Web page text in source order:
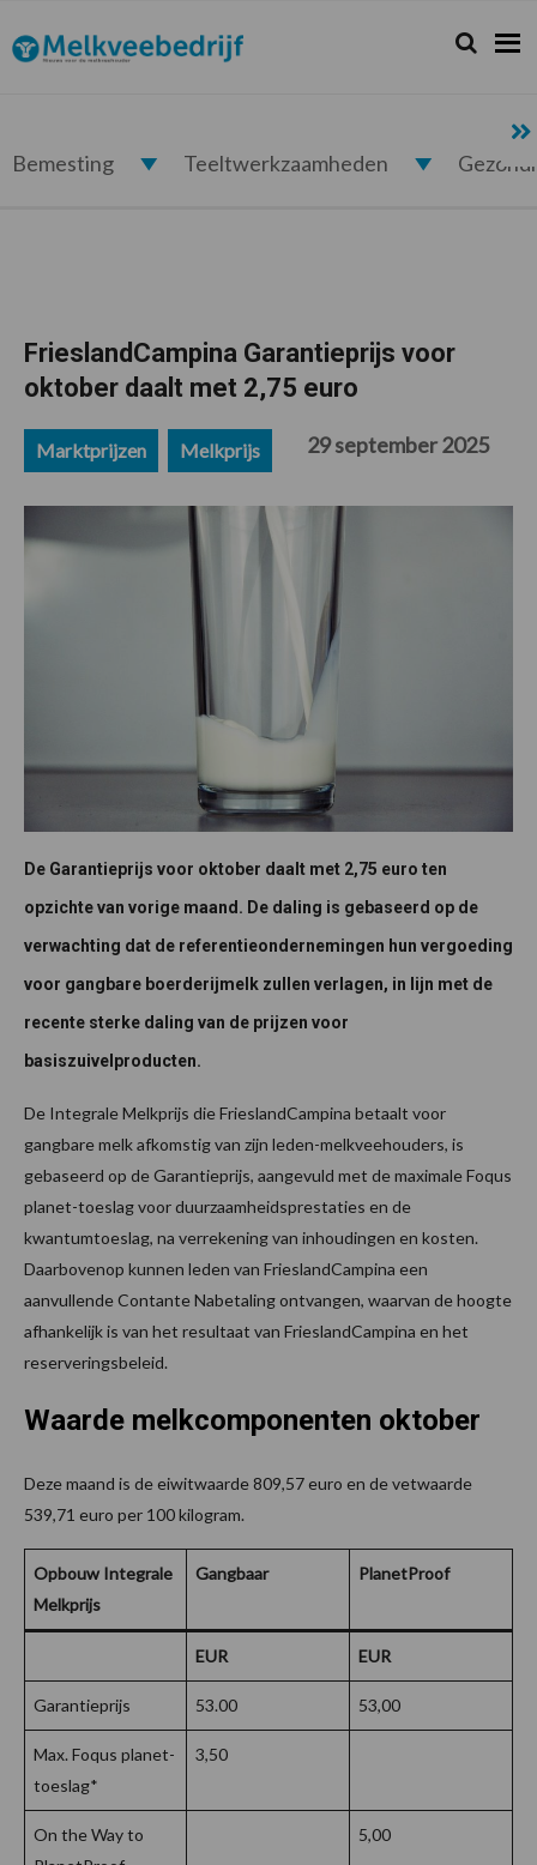
de
hoofdnavigatie
de
hoofd
de
eerste
de
voettekst
Melkveebedrijf.nl Zoeken...
Zoek
Bemesting Teeltwerkzaamheden
FrieslandCampina Garantieprijs voor
oktober daalt met 2,75 euro
Marktprijzen Melkprijs 29 september 2025
De Garantieprijs voor oktober daalt met 2,75 euro ten
opzichte van vorige maand. De daling is gebaseerd op de
verwachting dat de referentieondernemingen hun vergoeding
voor gangbare boerderijmelk zullen verlagen, in lijn met de
recente sterke daling van de prijzen voor
basiszuivelproducten.
De Integrale Melkprijs die FrieslandCampina betaalt voor
gangbare melk afkomstig van zijn leden-melkveehouders, is
gebaseerd op de Garantieprijs, aangevuld met de maximale Foqus
planet-toeslag voor duurzaamheidsprestaties en de
kwantumtoeslag, na verrekening van inhoudingen en kosten.
Daarbovenop kunnen leden van FrieslandCampina een
aanvullende Contante Nabetaling ontvangen, waarvan de hoogte
afhankelijk is van het resultaat van FrieslandCampina en het
reserveringsbeleid.
Waarde melkcomponenten oktober
Deze maand is de eiwitwaarde 809,57 euro en de vetwaarde
539,71 euro per 100 kilogram.
Opbouw Integrale
Melkprijs
Gangbaar PlanetProof
EUR EUR
Garantieprijs 53.00 53,00
Max. Foqus planet-
toeslag*
3,50
On the Way to
5,00